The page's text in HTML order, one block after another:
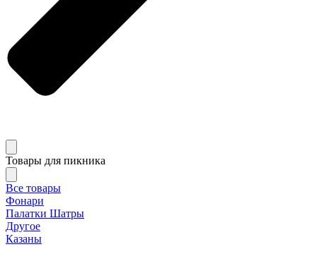
Товары для пикника
Все товары
Фонари
Палатки Шатры
Другое
Казаны